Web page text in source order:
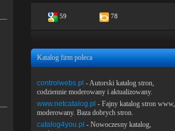
59 78
Katalog firm poleca
controlwebs.pl - Autorski katalog stron,
codziennie moderowany i aktualizowany.
www.netcatalog.pl - Fajny katalog stron www,
moderowany. Baza dobrych stron.
catalog4you.pl - Nowoczesny katalog,